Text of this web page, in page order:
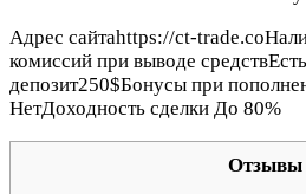
Адрес сайтаhttps://ct-
комиссий при выводе
депозит250$Бонусы при
НетДоходность сделки До 80%
Отзывы